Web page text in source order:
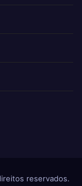
reservados.